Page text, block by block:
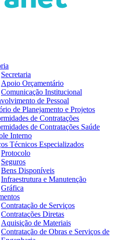
Secretaria
Apoio Orçamentário
Comunicação Institucional
de Pessoal
de Planejamento e Projetos
de Contratações
de Contratações Saúde
Interno
Técnicos Especializados
Protocolo
Seguros
Bens Disponíveis
Infraestrutura e Manutenção
Gráfica
Contratação de Serviços
Contratações Diretas
Aquisição de Materiais
Contratação de Obras e Serviços de